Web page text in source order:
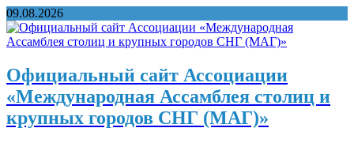
09.08.2026
Официальный сайт Ассоциации
«Международная Ассамблея столиц и
крупных городов СНГ (МАГ)»